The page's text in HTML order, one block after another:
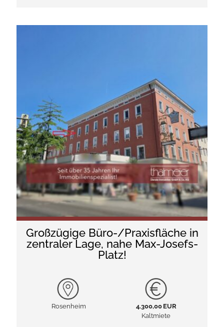
Großzügige Büro-/Praxisfläche in
zentraler Lage, nahe Max-Josefs-
Platz!
Rosenheim
4.300,00 EUR
Kaltmiete